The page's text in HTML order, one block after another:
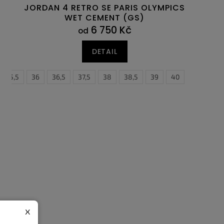
JORDAN 4 RETRO SE PARIS OLYMPICS
WET CEMENT (GS)
od 6 750 Kč
DETAIL
35,5 36 36,5 37,5 38 38,5 39 40
x